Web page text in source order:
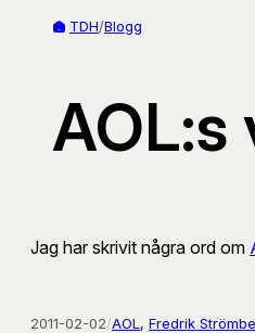
TDH/Blogg
AOL:s
Jag har skrivit några ord om
2011-02-02/AOL , Fredrik